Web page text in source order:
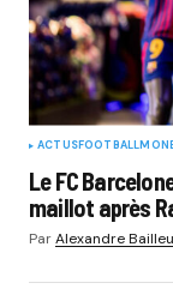
ACTUSFOOTBALL
Le FC
maillot après
ParAlexandre